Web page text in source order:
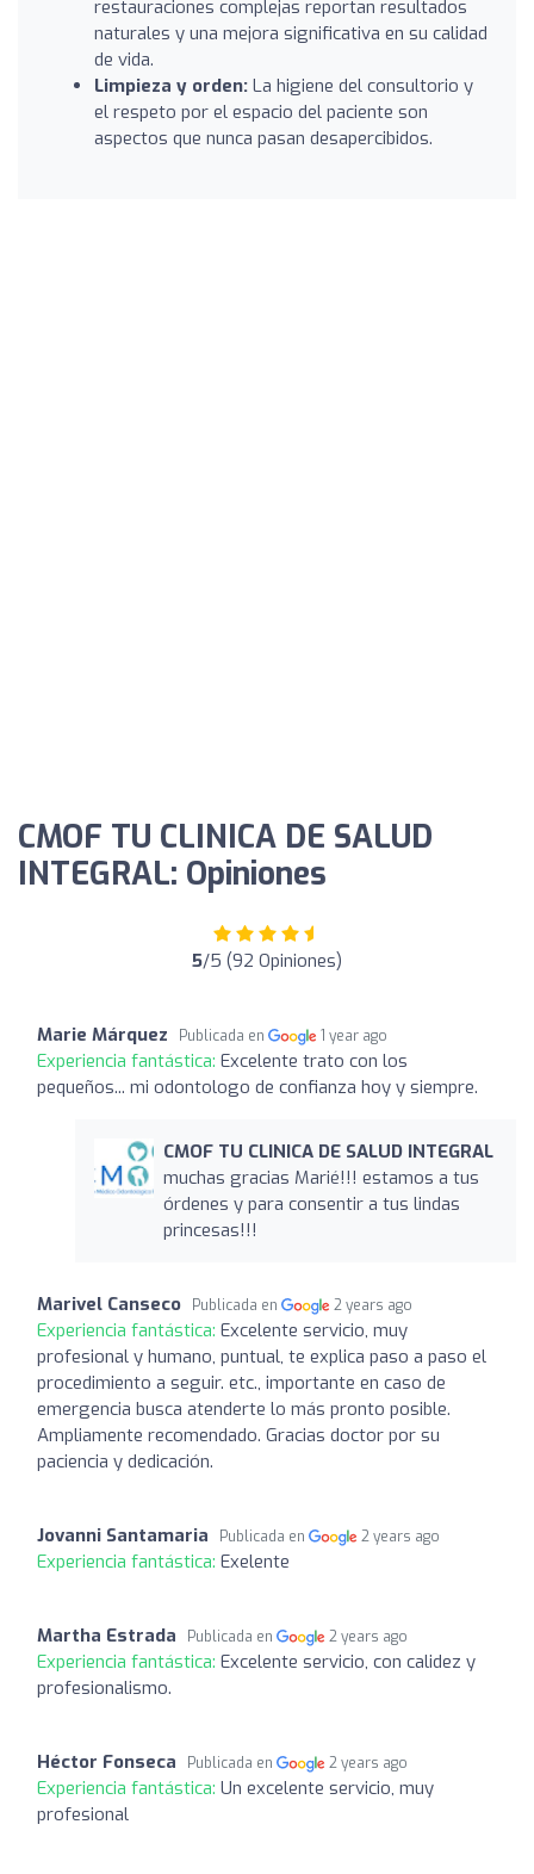
restauraciones complejas reportan resultados
naturales y una mejora significativa en su calidad
de vida.
Limpieza y orden: La higiene del consultorio y
el respeto por el espacio del paciente son
aspectos que nunca pasan desapercibidos.
CMOF TU CLINICA DE SALUD
INTEGRAL: Opiniones
5/5 (92 Opiniones)
Marie Márquez Publicada en 1 year ago
Experiencia fantástica: Excelente trato con los
pequeños... mi odontologo de confianza hoy y siempre.
CMOF TU CLINICA DE SALUD INTEGRAL
muchas gracias Marié!!! estamos a tus
órdenes y para consentir a tus lindas
princesas!!!
Marivel Canseco Publicada en 2 years ago
Experiencia fantástica: Excelente servicio, muy
profesional y humano, puntual, te explica paso a paso el
procedimiento a seguir. etc., importante en caso de
emergencia busca atenderte lo más pronto posible.
Ampliamente recomendado. Gracias doctor por su
paciencia y dedicación.
Jovanni Santamaria Publicada en 2 years ago
Experiencia fantástica: Exelente
Martha Estrada Publicada en 2 years ago
Experiencia fantástica: Excelente servicio, con calidez y
profesionalismo.
Héctor Fonseca Publicada en 2 years ago
Experiencia fantástica: Un excelente servicio, muy
profesional